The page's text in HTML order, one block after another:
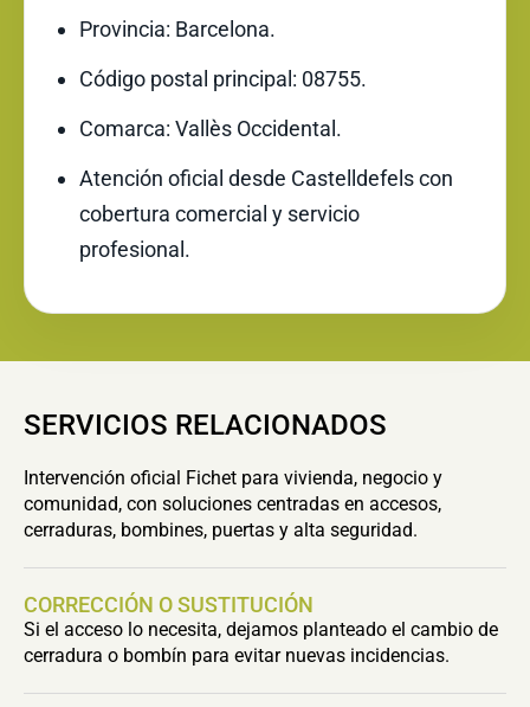
Provincia: Barcelona.
Código postal principal: 08755.
Comarca: Vallès Occidental.
Atención oficial desde Castelldefels con
cobertura comercial y servicio
profesional.
SERVICIOS RELACIONADOS
Intervención oficial Fichet para vivienda, negocio y
comunidad, con soluciones centradas en accesos,
cerraduras, bombines, puertas y alta seguridad.
CORRECCIÓN O SUSTITUCIÓN
Si el acceso lo necesita, dejamos planteado el cambio de
cerradura o bombín para evitar nuevas incidencias.